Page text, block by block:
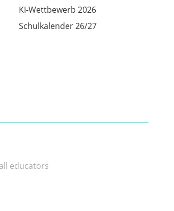
KI-Wettbewerb 2026
Schulkalender 26/27
educators